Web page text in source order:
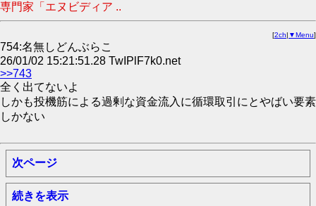
専門家「エヌビディア ..
[2ch| ▼Menu]
754:名無しどんぶらこ
26/01/02 15:21:51.28 TwIPlF7k0.net
>>743
全く出てないよ
しかも投機筋による過剰な資金流入に循環取引にとやばい要素
しかない
次ページ
続きを表示